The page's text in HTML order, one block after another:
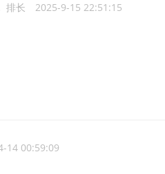
排长 2025-9-15 22:51:15
14 00:59:09